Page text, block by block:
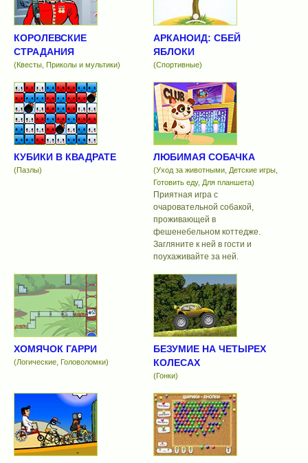
КОРОЛЕВСКИЕ
СТРАДАНИЯ
(Квесты, Приколы и мультики)
АРКАНОИД: СБЕЙ
ЯБЛОКИ
(Спортивные)
КУБИКИ В КВАДРАТЕ
(Пазлы)
ЛЮБИМАЯ СОБАЧКА
(Уход за животными, Детские игры,
Готовить еду, Для планшета)
Приятная игра с
очаровательной собакой,
проживающей в
фешенебельном коттедже.
Загляните к ней в гости и
поухаживайте за ней.
ХОМЯЧОК ГАРРИ
(Логические, Головоломки)
БЕЗУМИЕ НА ЧЕТЫРЕХ
КОЛЕСАХ
(Гонки)